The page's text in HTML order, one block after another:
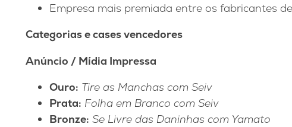
Empresa mais premiada entre os fabricantes
Categorias e cases vencedores
Anúncio / Mídia Impressa
Ouro: Tire as Manchas com Seiv
Prata: Folha em Branco com Seiv
Bronze: Se Livre das Daninhas com Yamato